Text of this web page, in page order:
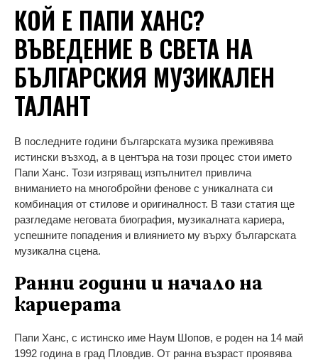
КОЙ Е ПАПИ ХАНС?
ВЪВЕДЕНИЕ В СВЕТА НА
БЪЛГАРСКИЯ МУЗИКАЛЕН
ТАЛАНТ
В последните години българската музика преживява
истински възход, а в центъра на този процес стои името
Папи Ханс. Този изгряващ изпълнител привлича
вниманието на многобройни фенове с уникалната си
комбинация от стилове и оригиналност. В тази статия ще
разгледаме неговата биография, музикалната кариера,
успешните попадения и влиянието му върху българската
музикална сцена.
Ранни години и начало на
кариерата
Папи Ханс, с истинско име Наум Шопов, е роден на 14 май
1992 година в град Пловдив. От ранна възраст проявява